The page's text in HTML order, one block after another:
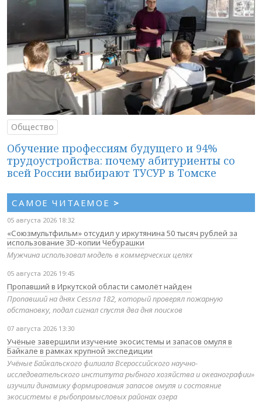
Общество
Обучение профессиям будущего и 94%
трудоустройства: почему абитуриенты со
всей России выбирают ТУСУР в Томске
САМОЕ ЧИТАЕМОЕ >
05 августа 2026 18:32
«Союзмультфильм» отсудил у иркутянина 50 тысяч рублей за
использование 3D-копии Чебурашки
Мужчина использовал модель в коммерческих целях
05 августа 2026 19:45
Пропавший в Иркутской области самолёт найден
Пропавший на днях Cessna 182, который проверял пожарную
обстановку, подал сигнал спустя два дня поисков
07 августа 2026 13:30
Учёные завершили изучение экосистемы и запасов омуля в
Байкале в рамках крупной экспедиции
Учёные Байкальского филиала Всероссийского научно-
исследовательского института рыбного хозяйства и океанографии»
изучили динамику формирования запасов омуля и состояние
экосистемы в рыбопромысловых районах озера